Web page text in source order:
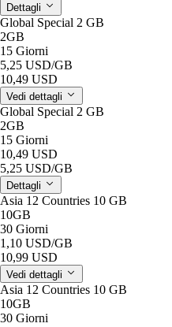
Dettagli
Global Special 2 GB
2GB
15 Giorni
5,25 USD/GB
10,49 USD
Vedi dettagli
Global Special 2 GB
2GB
15 Giorni
10,49 USD
5,25 USD/GB
Dettagli
Asia 12 Countries 10 GB
10GB
30 Giorni
1,10 USD/GB
10,99 USD
Vedi dettagli
Asia 12 Countries 10 GB
10GB
30 Giorni